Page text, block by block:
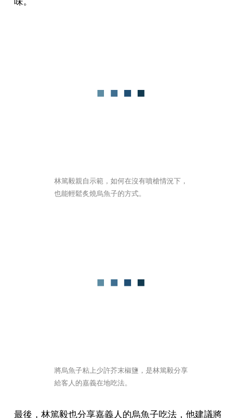
林篤毅親自示範，如何在沒有噴槍情況下，
也能輕鬆炙燒烏魚子的方式。
將烏魚子粘上少許芥末椒鹽，是林篤毅分享
給客人的嘉義在地吃法。
最後，林篤毅也分享嘉義人的烏魚子吃法，他建議將